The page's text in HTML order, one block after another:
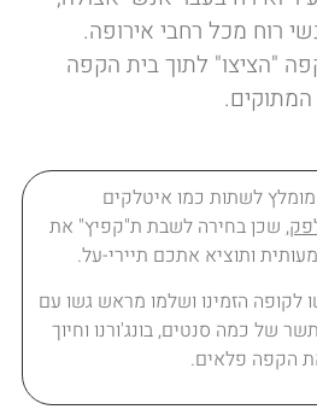
רוח מכל רחבי אירופה.
"הציצו" לתוך בית הקפה
לשתות כמו איטלקים
, שכן בחירה לשבת ת"קפיץ" את
ותוציא אתכם תיירי-על.
לקופה הזמינו ושלמו מראש גשו עם
של כמה סנטים, בונג'ורנו וחיוך
הקפה פלאים.